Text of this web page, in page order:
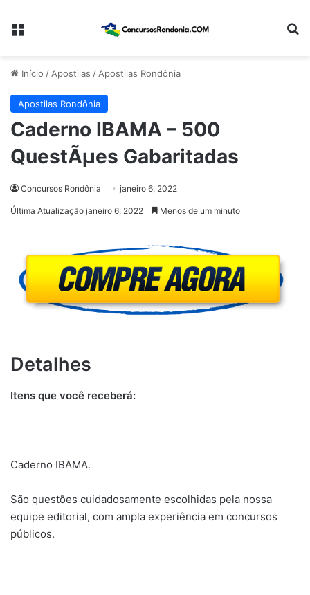
Menu
Início /Apostilas /Apostilas Rondônia
Apostilas Rondônia
Caderno IBAMA – 500
QuestÃµes Gabaritadas
Concursos Rondônia janeiro 6, 2022
Última Atualização janeiro 6, 2022 Menos de um minuto
Detalhes
Itens que você receberá:
Caderno IBAMA.
São questões cuidadosamente escolhidas pela nossa
equipe editorial, com ampla experiência em concursos
públicos.